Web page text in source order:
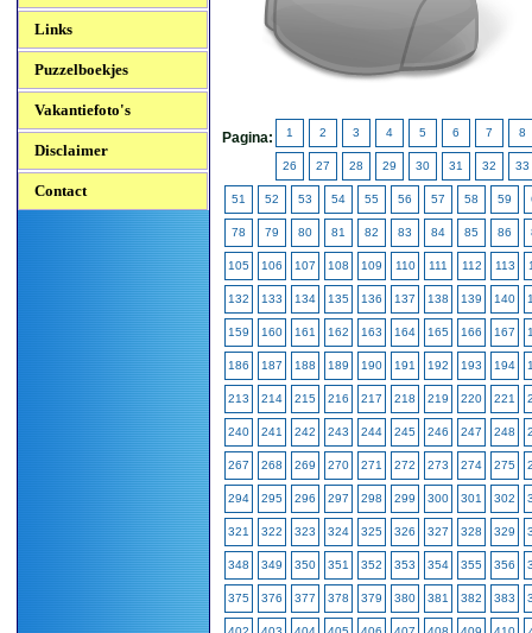
Links
Puzzelboekjes
Vakantiefoto's
Disclaimer
Contact
Pagina: 1 2 3 4 5 6 7 8
26 27 28 29 30 31 32 33
51 52 53 54 55 56 57 58 59
78 79 80 81 82 83 84 85 86
105 106 107 108 109 110 111 112 113
132 133 134 135 136 137 138 139 140
159 160 161 162 163 164 165 166 167
186 187 188 189 190 191 192 193 194
213 214 215 216 217 218 219 220 221
240 241 242 243 244 245 246 247 248
267 268 269 270 271 272 273 274 275
294 295 296 297 298 299 300 301 302
321 322 323 324 325 326 327 328 329
348 349 350 351 352 353 354 355 356
375 376 377 378 379 380 381 382 383